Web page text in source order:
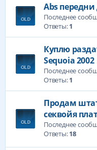
Abs передни
Последнее
Ответы:1
Куплю
Sequoia 2002
Последнее
Ответы:1
Продам
секвойя
Последнее
Ответы:18